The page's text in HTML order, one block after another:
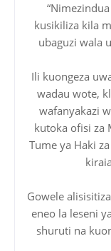
kusikiliza kila
ubaguzi wala
Ili kuongeza
wadau wote,
wafanyakazi
kutoka ofisi za
Tume ya Haki
Gowele
eneo la leseni
shuruti na